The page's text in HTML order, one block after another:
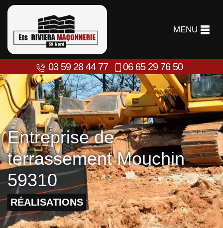
MENU
03 59 28 44 77 06 65 29 76 50
Entreprise de
terrassement Mouchin
59310
RÉALISATIONS